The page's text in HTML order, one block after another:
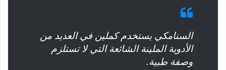
السنامكي يستخدم كملين في العديد من
الأدوية الملينة الشائعة التي لا تستلزم
وصفة طبية.